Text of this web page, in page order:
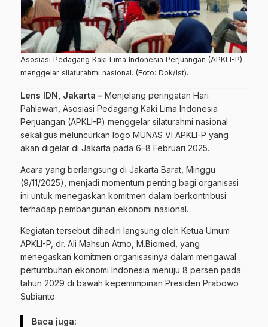
Asosiasi Pedagang Kaki Lima Indonesia Perjuangan (APKLI-P)
menggelar silaturahmi nasional. (Foto: Dok/Ist).
Lens IDN, Jakarta – Menjelang peringatan Hari
Pahlawan, Asosiasi Pedagang Kaki Lima Indonesia
Perjuangan (APKLI-P) menggelar silaturahmi nasional
sekaligus meluncurkan logo MUNAS VI APKLI-P yang
akan digelar di Jakarta pada 6–8 Februari 2025.
Acara yang berlangsung di Jakarta Barat, Minggu
(9/11/2025), menjadi momentum penting bagi organisasi
ini untuk menegaskan komitmen dalam berkontribusi
terhadap pembangunan ekonomi nasional.
Kegiatan tersebut dihadiri langsung oleh Ketua Umum
APKLI-P, dr. Ali Mahsun Atmo, M.Biomed, yang
menegaskan komitmen organisasinya dalam mengawal
pertumbuhan ekonomi Indonesia menuju 8 persen pada
tahun 2029 di bawah kepemimpinan Presiden Prabowo
Subianto.
Baca juga: